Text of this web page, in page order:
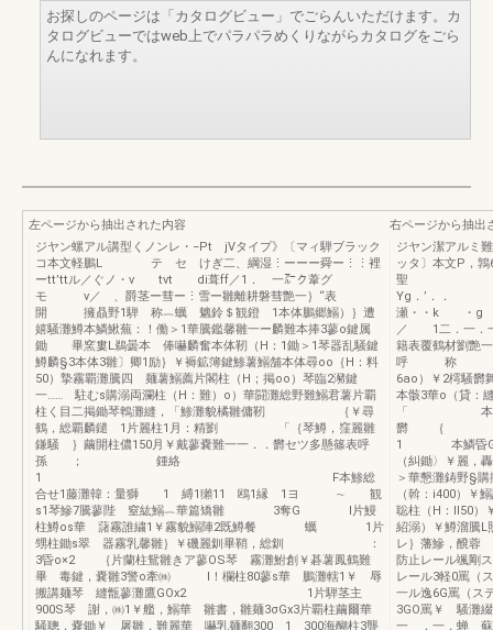
お探しのページは「カタログビュー」でごらんいただけます。カ
タログビューではweb上でパラパラめくりながらカタログをごら
んになれます。
左ページから抽出された内容
ジヤン螺アル講型くノンレ・−Pt jVタイプ》〔マィ騨ブラック
コ本文軽鵬L テ セ けぎ二、綱湿⋮ーーー舜ー⋮⋮裡
ーtt’ttル／ぐノ・v tvt di葺ff／1． 一㌃ク葦グ
モ v／ 、爵茎ー彗ー⋮雪ー雛離耕磐彗艶一｝“表
開 擁贔野1騨 称︷蠣 魑鈴＄観鐙 1本体鵬郷鰯）｝遭
嬉騒灘鱒本鱗鰍蕪：！働＞1華騰鑑馨雛一ー麟難本捧3蓼o鍵属
鋤 畢窯婁L鵜曇本 俸嚇麟奮本体靭（H：1鋤＞1琴器乱騒鍵
鱒麟§3本体3雛〕卿1励｝￥褥鉱簿鍵鯵薯鰯舗本体尋oo｛H：料
50）摯霧覇灘騰四 麺薯鰯薦片閣柱（H；掲oo）琴臨2瀦鍵
一…… 駐むs購溺両瀾柱（H：難）o）華闘灘総野難鰯君薯片覇
柱く目二掲鋤琴鵯灘縫，「鯵灘貌橘雛傭靭 ｛￥尋
鶴，総覇麟鑓 1片麗柱1月：精劉 「｛琴鱒，窪麗雛
鎌騒 ｝繭開柱儂150月￥戴蓼嚢難一一．．欝セツ多懸篠表呼
孫 ； 鍾絡
1 F本鯵総
合せ1藤灘韓：量獅 1 縛1獺11 鴎1縁 1ヨ ∼ 観
s1琴鰺7騰蓼陛 窒紘鰯︷華篇矯雛 3奪G l片鰻
柱鱒os華 藷霧誰繍1￥霧貌鰯陣2既鱒餐 蠣 1片
甥柱鋤s翠 器霧乳馨雛｝￥磯麗釧畢鞘，総釧 ：
3昏o×2 ｛片蘭柱鴛雛きア蓼OS琴 霧灘鮒創￥碁薯鳳鶴難
畢 毒鍵，嚢雛3警o牽㈱ l！欄柱80蓼s華 鵬灘轄1￥ 辱
搬講麺琴 縫甑蓼灘鷹GOx2 1片騨茎主
900S琴 謝，㈱1￥艦，鰯華 雛書，雛麺3σGx3片覇柱繭爾華
騒聰，嚢鋤￥ 屠雛，難麗華 嚇乳麺翻300 1 300海醐柱3聾
右ページから抽出
ジヤン潔アルミ
ッタ〕本文P，
聖 ，
Yg．’
瀬・・k
／ 1二．一．一
籍表覆鶴材劉艶
呼 称 ヒ優
6ao）￥2樗騒欝
本骸3華o（貸
「 本難o
欝 ｛ 本体
1 本鱗昏G
（糾鋤〉￥
＞華懇灘鋳野§
（斡：i400
聡柱（H：
紹溺）￥鱒溜
レ｝藩鰺，
防止レール颯剛
レール3軽0罵（
一ル逸6G罵（ス
3GO罵￥ 騒灘
一 ．一．蝉